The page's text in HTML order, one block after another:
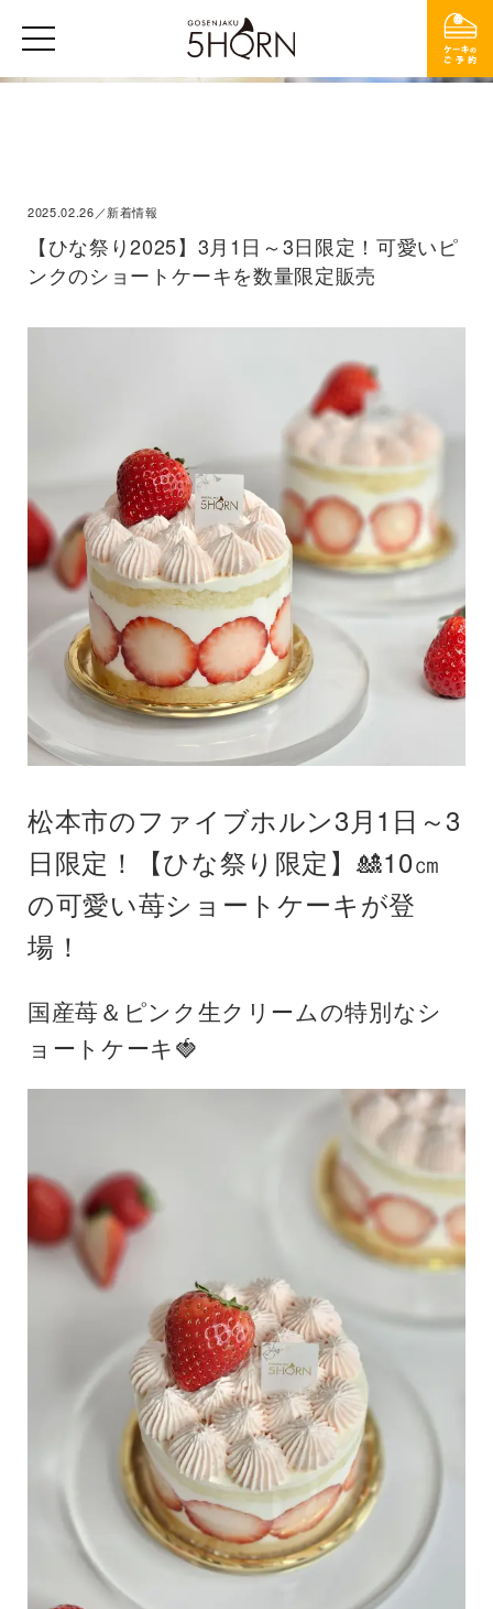
2025.02.26／新着情報
【ひな祭り2025】3月1日～3日限定！可愛いピ
ンクのショートケーキを数量限定販売
松本市のファイブホルン3月1日～3
日限定！【ひな祭り限定】🎎10㎝
の可愛い苺ショートケーキが登
場！
国産苺＆ピンク生クリームの特別なシ
ョートケーキ🍓